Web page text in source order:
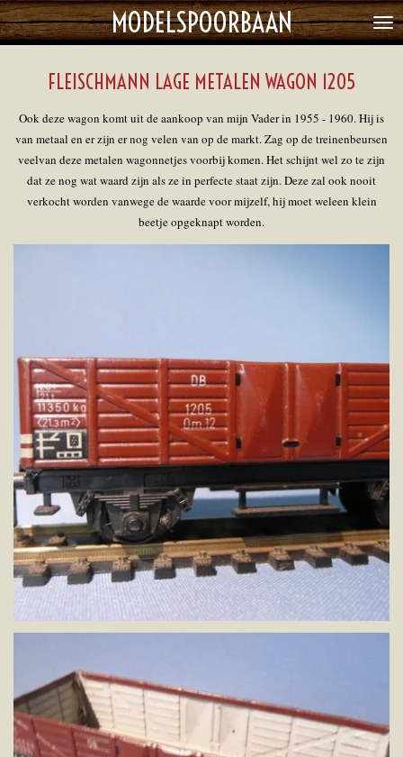
Ga
direct
MODELSPOORBAAN
FLEISCHMANN LAGE METALEN WAGON 1205
Ook deze wagon komt uit de aankoop van mijn Vader in 1955 - 1960.Hij is
van metaal en er zijn er nog velen van op de markt. Zag op de treinenbeursen
veelvan deze metalen wagonnetjes voorbij komen. Het schijnt wel zo te zijn
dat ze nog wat waard zijn als ze in perfecte staat zijn.Deze zal ook nooit
verkocht worden vanwege de waarde voor mijzelf, hij moet weleen klein
beetje opgeknapt worden.